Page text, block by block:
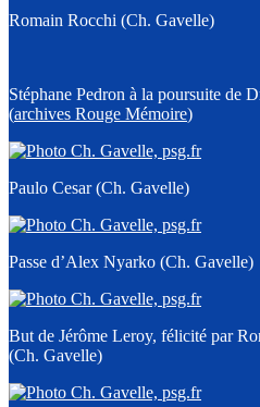
Romain Rocchi (Ch. Gavelle)
Stéphane Pedron à la poursuite de
(archives Rouge Mémoire)
Paulo Cesar (Ch. Gavelle)
Passe d’Alex Nyarko (Ch. Gavelle)
But de Jérôme Leroy, félicité par
(Ch. Gavelle)